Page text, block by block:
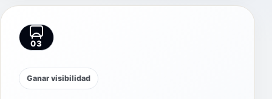
03
Ganar visibilidad